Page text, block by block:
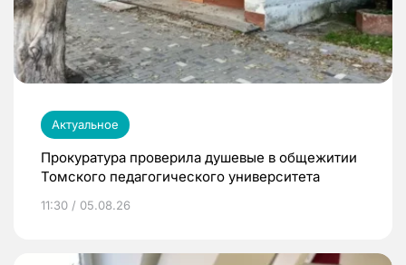
Актуальное
Прокуратура проверила душевые в общежитии
Томского педагогического университета
11:30 / 05.08.26